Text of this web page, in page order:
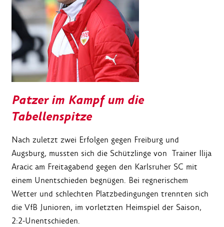
Patzer im Kampf um die
Tabellenspitze
Nach zuletzt zwei Erfolgen gegen Freiburg und
Augsburg, mussten sich die Schützlinge von Trainer Ilija
Aracic am Freitagabend gegen den Karlsruher SC mit
einem Unentschieden begnügen. Bei regnerischem
Wetter und schlechten Platzbedingungen trennten sich
die VfB Junioren, im vorletzten Heimspiel der Saison,
2:2-Unentschieden.